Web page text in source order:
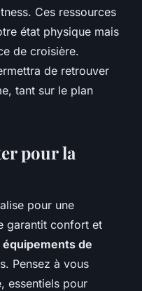
Ces ressources
état physique mais
de croisière.
de retrouver
tant sur le plan
pour la
pour une
garantit confort et
équipements de
Pensez à vous
essentiels pour